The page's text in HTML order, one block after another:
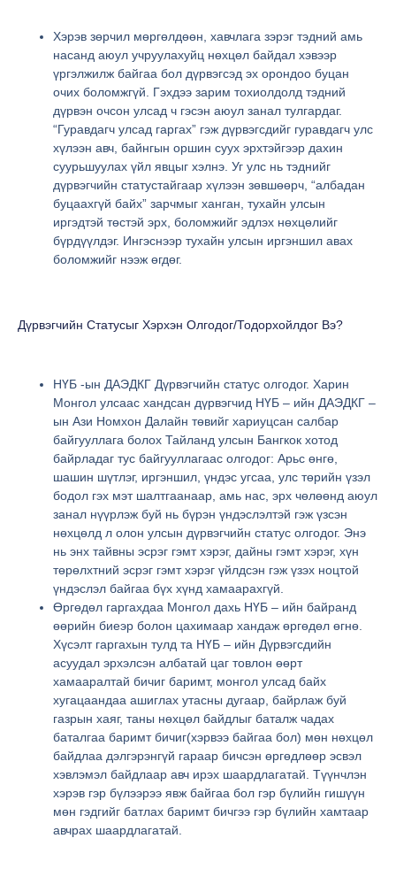
Хэрэв зөрчил мөргөлдөөн, хавчлага зэрэг тэдний амь
насанд аюул учруулахуйц нөхцөл байдал хэвээр
үргэлжилж байгаа бол дүрвэгсэд эх орондоо буцан
очих боломжгүй. Гэхдээ зарим тохиолдолд тэдний
дүрвэн очсон улсад ч гэсэн аюул занал тулгардаг.
“Гуравдагч улсад гаргах” гэж дүрвэгсдийг гуравдагч улс
хүлээн авч, байнгын оршин суух эрхтэйгээр дахин
суурьшуулах үйл явцыг хэлнэ. Уг улс нь тэднийг
дүрвэгчийн статустайгаар хүлээн зөвшөөрч, “албадан
буцаахгүй байх” зарчмыг ханган, тухайн улсын
иргэдтэй төстэй эрх, боломжийг эдлэх нөхцөлийг
бүрдүүлдэг. Ингэснээр тухайн улсын иргэншил авах
боломжийг нээж өгдөг.
Дүрвэгчийн Статусыг Хэрхэн Олгодог/тодорхойлдог Вэ?
НҮБ -ын ДАЭДКГ Дүрвэгчийн статус олгодог. Харин
Монгол улсаас хандсан дүрвэгчид НҮБ – ийн ДАЭДКГ –
ын Ази Номхон Далайн төвийг хариуцсан салбар
байгууллага болох Тайланд улсын Бангкок хотод
байрладаг тус байгууллагаас олгодог: Арьс өнгө,
шашин шүтлэг, иргэншил, үндэс угсаа, улс төрийн үзэл
бодол гэх мэт шалтгаанаар, амь нас, эрх чөлөөнд аюул
занал нүүрлэж буй нь бүрэн үндэслэлтэй гэж үзсэн
нөхцөлд л олон улсын дүрвэгчийн статус олгодог. Энэ
нь энх тайвны эсрэг гэмт хэрэг, дайны гэмт хэрэг, хүн
төрөлхтний эсрэг гэмт хэрэг үйлдсэн гэж үзэх ноцтой
үндэслэл байгаа бүх хүнд хамаарахгүй.
Өргөдөл гаргахдаа Монгол дахь НҮБ – ийн байранд
өөрийн биеэр болон цахимаар хандаж өргөдөл өгнө.
Хүсэлт гаргахын тулд та НҮБ – ийн Дүрвэгсдийн
асуудал эрхэлсэн албатай цаг товлон өөрт
хамааралтай бичиг баримт, монгол улсад байх
хугацаандаа ашиглах утасны дугаар, байрлаж буй
газрын хаяг, таны нөхцөл байдлыг баталж чадах
баталгаа баримт бичиг(хэрвээ байгаа бол) мөн нөхцөл
байдлаа дэлгэрэнгүй гараар бичсэн өргөдлөөр эсвэл
хэвлэмэл байдлаар авч ирэх шаардлагатай. Түүнчлэн
хэрэв гэр бүлээрээ явж байгаа бол гэр бүлийн гишүүн
мөн гэдгийг батлах баримт бичгээ гэр бүлийн хамтаар
авчрах шаардлагатай.